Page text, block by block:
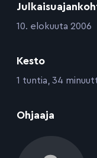
:10. elokuuta 2006
Kesto
:1 tuntia, 34
Ohjaaja